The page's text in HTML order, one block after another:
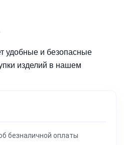
удобные и безопасные
изделий в нашем
безналичной оплаты